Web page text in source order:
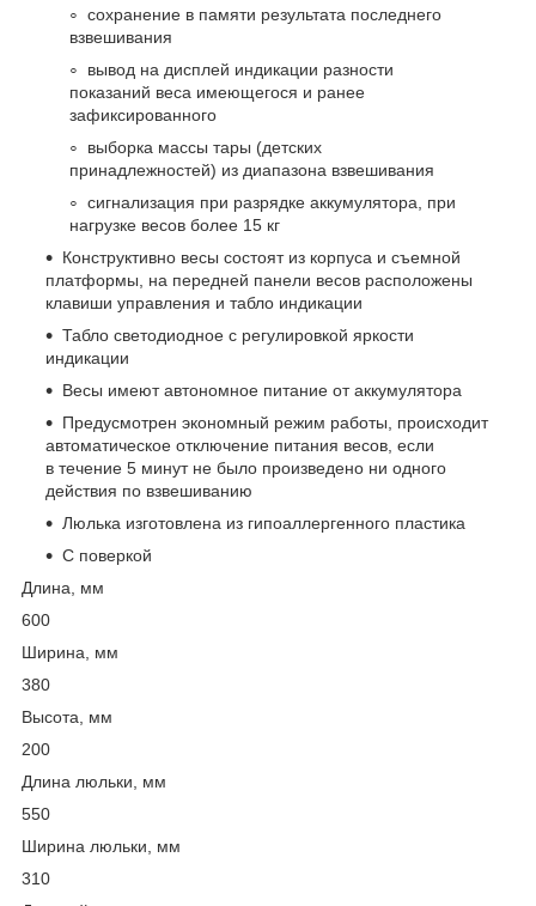
сохранение в памяти результата последнего
взвешивания
вывод на дисплей индикации разности
показаний веса имеющегося и ранее
зафиксированного
выборка массы тары (детских
принадлежностей) из диапазона взвешивания
сигнализация при разрядке аккумулятора, при
нагрузке весов более 15 кг
Конструктивно весы состоят из корпуса и съемной
платформы, на передней панели весов расположены
клавиши управления и табло индикации
Табло светодиодное с регулировкой яркости
индикации
Весы имеют автономное питание от аккумулятора
Предусмотрен экономный режим работы, происходит
автоматическое отключение питания весов, если
в течение 5 минут не было произведено ни одного
действия по взвешиванию
Люлька изготовлена из гипоаллергенного пластика
С поверкой
Длина, мм
600
Ширина, мм
380
Высота, мм
200
Длина люльки, мм
550
Ширина люльки, мм
310